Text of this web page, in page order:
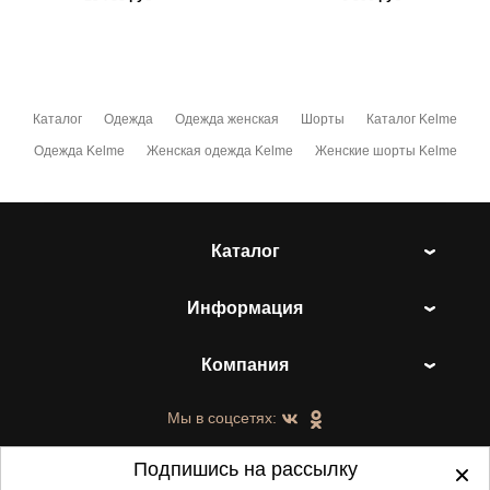
Каталог Одежда Одежда женская Шорты Каталог Kelme
Одежда Kelme Женская одежда Kelme Женские шорты Kelme
Каталог
Информация
Компания
Мы в соцсетях:
Подпишись на рассылку